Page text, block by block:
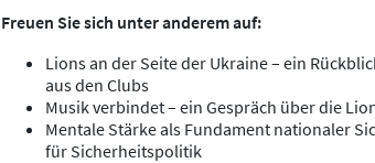
Freuen Sie sich unter anderem auf:
Lions an der Seite der Ukraine – ein
aus den Clubs
Musik verbindet – ein Gespräch über die
Mentale Stärke als Fundament nationaler
für Sicherheitspolitik